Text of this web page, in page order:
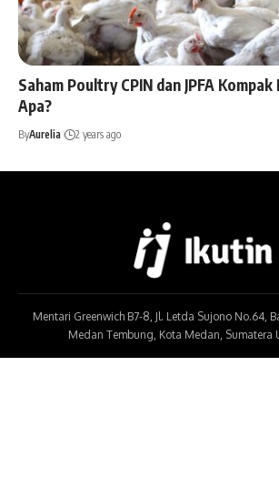
Saham Poultry CPIN dan JPFA
Apa?
ByAurelia 2 years ago
Mentari Greenwich B7-8, Jl. Letda Sujono No.64,
Medan Tembung, Kota Medan, Sumatera